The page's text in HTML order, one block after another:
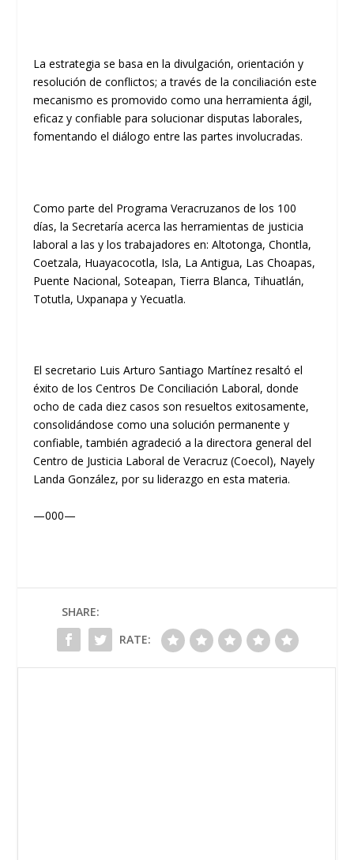
La estrategia se basa en la divulgación, orientación y
resolución de conflictos; a través de la conciliación este
mecanismo es promovido como una herramienta ágil,
eficaz y confiable para solucionar disputas laborales,
fomentando el diálogo entre las partes involucradas.
Como parte del Programa Veracruzanos de los 100
días, la Secretaría acerca las herramientas de justicia
laboral a las y los trabajadores en: Altotonga, Chontla,
Coetzala, Huayacocotla, Isla, La Antigua, Las Choapas,
Puente Nacional, Soteapan, Tierra Blanca, Tihuatlán,
Totutla, Uxpanapa y Yecuatla.
El secretario Luis Arturo Santiago Martínez resaltó el
éxito de los Centros De Conciliación Laboral, donde
ocho de cada diez casos son resueltos exitosamente,
consolidándose como una solución permanente y
confiable, también agradeció a la directora general del
Centro de Justicia Laboral de Veracruz (Coecol), Nayely
Landa González, por su liderazgo en esta materia.
—000—
SHARE:
RATE: